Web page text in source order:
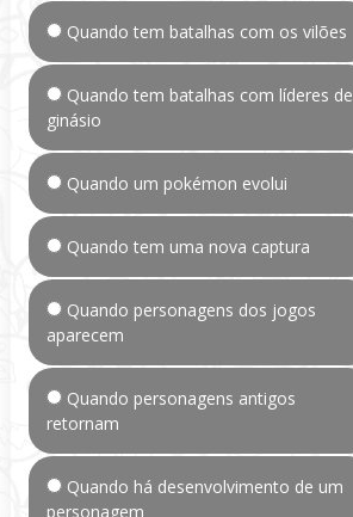
Quando tem batalhas com os vilões
Quando tem batalhas com líderes de
ginásio
Quando um pokémon evolui
Quando tem uma nova captura
Quando personagens dos jogos
aparecem
Quando personagens antigos
retornam
Quando há desenvolvimento de um
personagem